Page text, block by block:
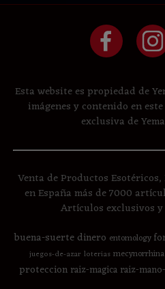
Esta website es propiedad de
imágenes y contenido en
exclusiva de
Venta de Productos
en España más de 7000
Artículos exclusivos
buena-suertedinero entomology
juegos-de-azar loterias mecynorrhina
proteccion raiz-magica raiz-